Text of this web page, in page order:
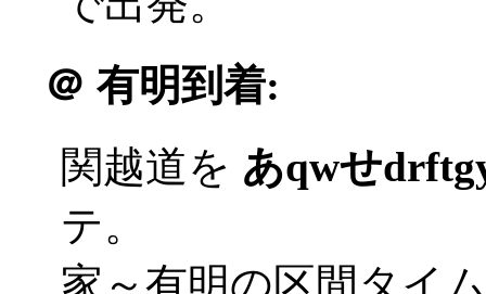
＠ 有明到着:
関越道を あqwせ
テ。
家～有明の区間タイ